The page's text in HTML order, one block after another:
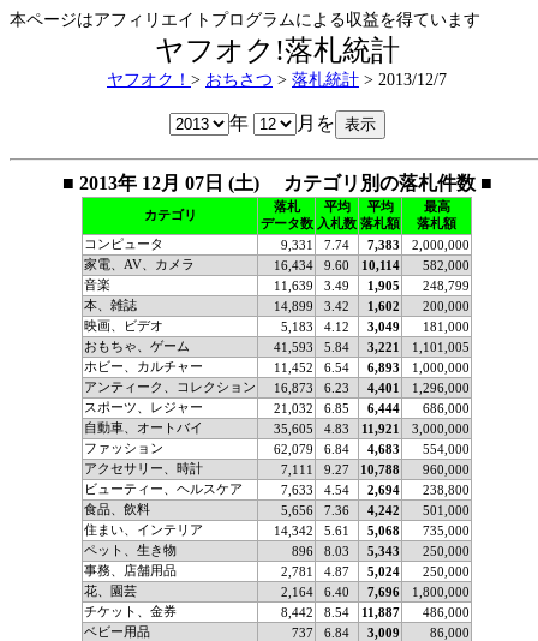
本ページはアフィリエイトプログラムによる収益を得ています
ヤフオク!落札統計
ヤフオク！ > おちさつ > 落札統計 > 2013/12/7
年 月を
■ 2013年 12月 07日 (土) カテゴリ別の落札件数 ■
カテゴリ
落札
データ数
平均
入札数
平均
落札額
最高
落札額
コンピュータ
9,331 7.74 7,383
2,000,000
家電、AV、カメラ
16,434 9.60 10,114
582,000
音楽
11,639 3.49 1,905
248,799
本、雑誌
14,899 3.42 1,602
200,000
映画、ビデオ
5,183 4.12 3,049
181,000
おもちゃ、ゲーム
41,593 5.84 3,221
1,101,005
ホビー、カルチャー
11,452 6.54 6,893
1,000,000
アンティーク、コレクション
16,873 6.23 4,401
1,296,000
スポーツ、レジャー
21,032 6.85 6,444
686,000
自動車、オートバイ
35,605 4.83 11,921
3,000,000
ファッション
62,079 6.84 4,683
554,000
アクセサリー、時計
7,111 9.27 10,788
960,000
ビューティー、ヘルスケア
7,633 4.54 2,694
238,800
食品、飲料
5,656 7.36 4,242
501,000
住まい、インテリア
14,342 5.61 5,068
735,000
ペット、生き物
896 8.03 5,343
250,000
事務、店舗用品
2,781 4.87 5,024
250,000
花、園芸
2,164 6.40 7,696
1,800,000
チケット、金券
8,442 8.54 11,887
486,000
ベビー用品
737 6.84 3,009
86,000